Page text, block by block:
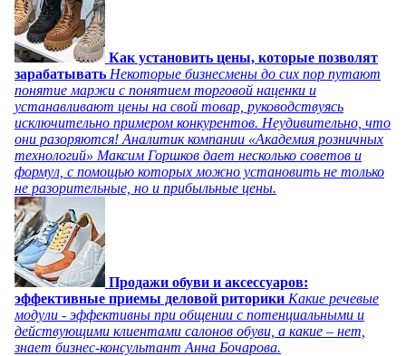
Как установить цены, которые позволят
зарабатывать Некоторые бизнесмены до сих пор путают
понятие маржи с понятием торговой наценки и
устанавливают цены на свой товар, руководствуясь
исключительно примером конкурентов. Неудивительно, что
они разоряются! Аналитик компании «Академия розничных
технологий» Максим Горшков дает несколько советов и
формул, с помощью которых можно установить не только
не разорительные, но и прибыльные цены.
Продажи обуви и аксессуаров:
эффективные приемы деловой риторики Какие речевые
модули - эффективны при общении с потенциальными и
действующими клиентами салонов обуви, а какие – нет,
знает бизнес-консультант Анна Бочарова.